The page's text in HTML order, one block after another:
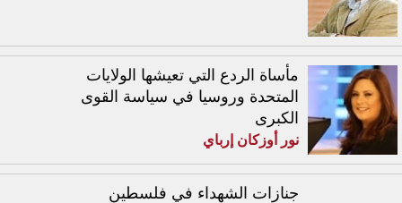
مأساة الردع التي تعيشها الولايات
المتحدة وروسيا في سياسة القوى
الكبرى
نور أوزكان إرباي
جنازات الشهداء في فلسطين